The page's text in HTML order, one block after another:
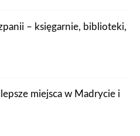
– księgarnie, biblioteki,
miejsca w Madrycie i